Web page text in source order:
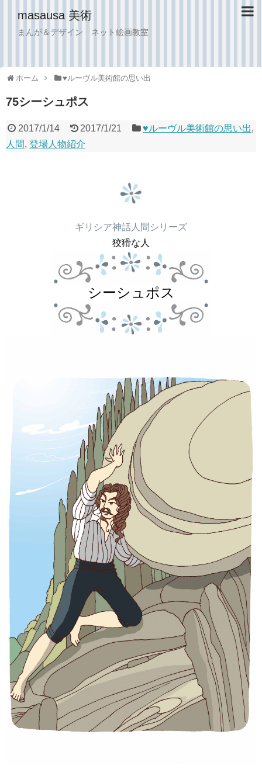
masausa 美術
まんが＆デザイン ネット絵画教室
ホーム ♥︎ルーヴル美術館の思い出
75シーシュポス
2017/1/14 2017/1/21 ♥︎ルーヴル美術館の思い出,
人間, 登場人物紹介
ギリシア神話人間シリーズ
狡猾な人
シーシュポス